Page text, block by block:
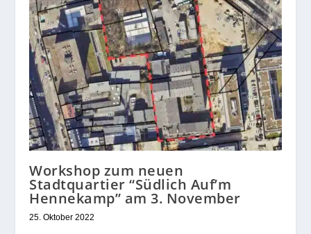
Workshop zum neuen
Stadtquartier “Südlich Auf’m
Hennekamp” am 3. November
25. Oktober 2022